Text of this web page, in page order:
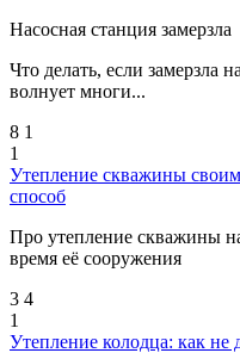
Насосная станция замерзла
Что делать, если замерзла
волнует многи...
8 1
1
Утепление скважины
способ
Про утепление скважины
время её сооружения
3 4
1
Утепление колодца: как не